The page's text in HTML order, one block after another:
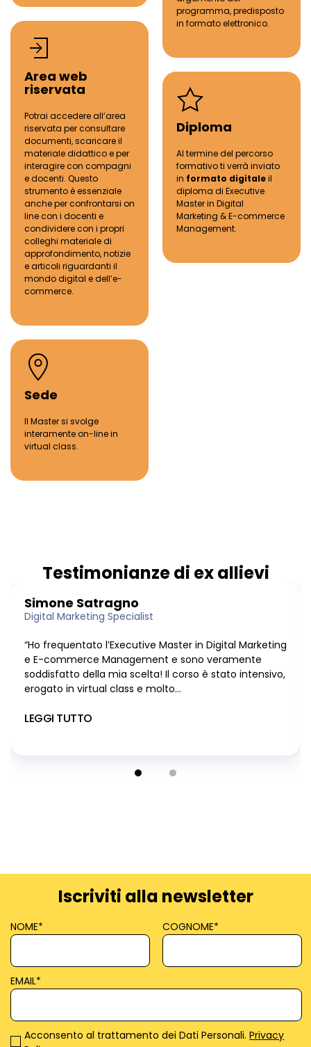
programma, predisposto
in formato elettronico.
Area web
riservata
Potrai accedere all’area
riservata per consultare
documenti, scaricare il
materiale didattico e per
interagire con compagni
e docenti. Questo
strumentoèessenziale
anche per confrontarsi on
line con i docenti e
condividere con i propri
colleghi materiale di
approfondimento, notizie
e articoli riguardanti il
mondodigital e dell’e-
commerce.
Diploma
Al termine del percorso
formativoti verrà inviato
in formato digitaleil
diploma di Executive
Masterin Digital
Marketing & E-commerce
Management.
Sede
Il Master si svolge
interamente on-line in
virtual class.
Testimonianze di ex allievi
Simone Satragno
Digital Marketing Specialist
“Ho frequentato l’Executive Master in Digital Marketing
e E-commerce Management e sono veramente
soddisfatto della mia scelta! Il corso è stato intensivo,
erogato in virtual class e molto...
LEGGI TUTTO
Iscriviti alla newsletter
NOME* COGNOME*
EMAIL*
Acconsento al trattamento dei Dati Personali.Privacy